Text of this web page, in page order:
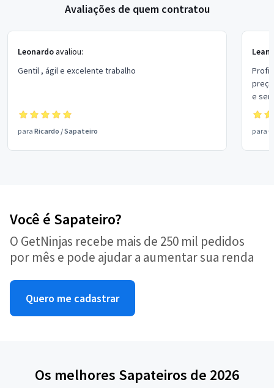
Avaliações de quem contratou
Leonardoavaliou:
Gentil , ágil e excelente trabalho
para Ricardo /Sapateiro
e
para
Você é Sapateiro?
O GetNinjas recebe mais de 250 mil pedidos
por mês e pode ajudar a aumentar sua renda
Quero me cadastrar
Os melhores Sapateiros de 2026